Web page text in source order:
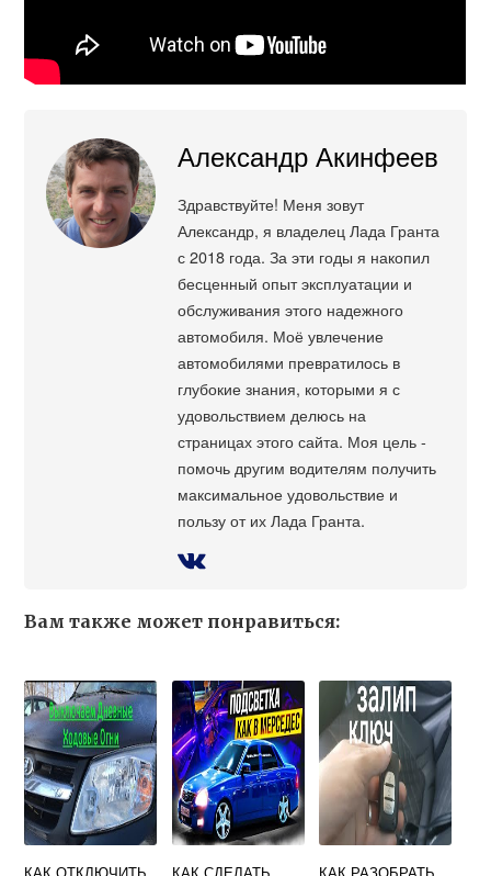
Александр Акинфеев
Здравствуйте! Меня зовут
Александр, я владелец Лада Гранта
с 2018 года. За эти годы я накопил
бесценный опыт эксплуатации и
обслуживания этого надежного
автомобиля. Моё увлечение
автомобилями превратилось в
глубокие знания, которыми я с
удовольствием делюсь на
страницах этого сайта. Моя цель -
помочь другим водителям получить
максимальное удовольствие и
пользу от их Лада Гранта.
Вам также может понравиться: